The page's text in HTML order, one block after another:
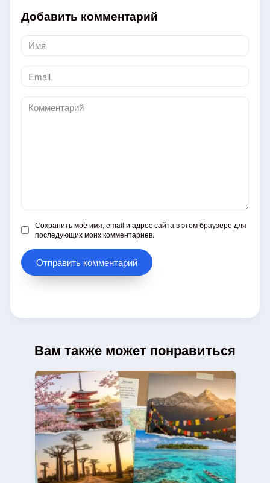
Добавить комментарий
Имя
*
Email
*
Комментарий
Сохранить моё имя, email и адрес сайта в этом браузере для
последующих моих комментариев.
Вам также может понравиться